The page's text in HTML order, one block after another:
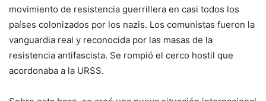
movimiento de resistencia guerrillera en casi todos los
países colonizados por los nazis. Los comunistas fueron la
vanguardia real y reconocida por las masas de la
resistencia antifascista. Se rompió el cerco hostil que
acordonaba a la URSS.